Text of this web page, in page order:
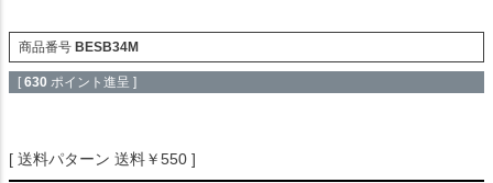
商品番号 BESB34M
[ 630 ポイント進呈 ]
送料パターン 送料￥550